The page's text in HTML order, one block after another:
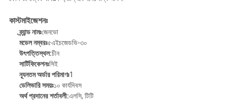
কাস্টমাইজেশনঃ
ব্র্যান্ড নামঃজেনভো
মডেল নম্বরঃ৫এইচজেডভি-৩০
উৎপত্তিস্থল:চীন
সার্টিফিকেশনঃসিই
ন্যূনতম অর্ডার পরিমাণঃ1
ডেলিভারি সময়ঃ১০ কার্যদিবস
অর্থ প্রদানের শর্তাবলী:এলসি, টিটি